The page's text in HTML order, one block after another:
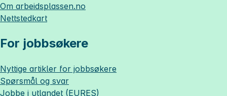
Om arbeidsplassen.no
Nettstedkart
For jobbsøkere
Nyttige artikler for jobbsøkere
Spørsmål og svar
Jobbe i utlandet (EURES)